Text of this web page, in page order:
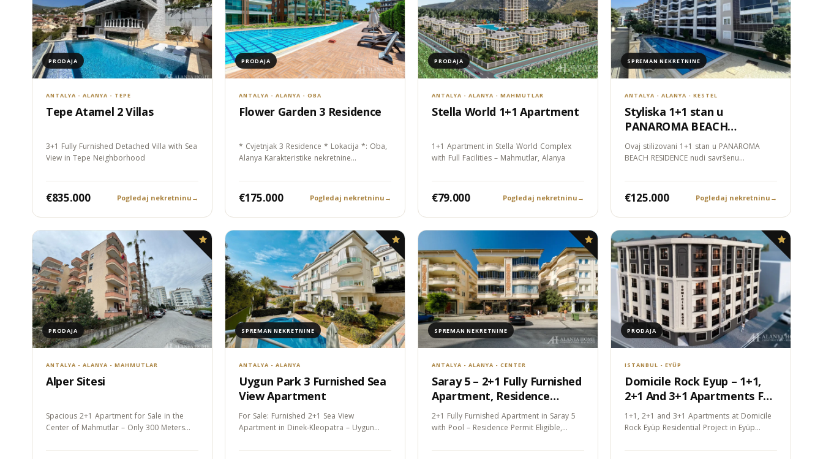
PRODAJA
ANTALYA - ALANYA - TEPE
Tepe Atamel 2 Villas
3+1 Fully Furnished Detached Villa with Sea
View in Tepe Neighborhood
€835.000 Pogledaj nekretninu →
PRODAJA
ANTALYA - ALANYA - OBA
Flower Garden 3 Residence
* Cvjetnjak 3 Residence * Lokacija *: Oba,
Alanya Karakteristike nekretnine…
€175.000 Pogledaj nekretninu →
PRODAJA
ANTALYA - ALANYA - MAHMUTLAR
Stella World 1+1 Apartment
1+1 Apartment in Stella World Complex
with Full Facilities – Mahmutlar, Alanya
€79.000 Pogledaj nekretninu →
SPREMAN NEKRETNINE
ANTALYA - ALANYA - KESTEL
Styliska 1+1 stan u
PANAROMA BEACH
RESIDENCE - Kestel, Alanya
Ovaj stilizovani 1+1 stan u PANAROMA
BEACH RESIDENCE nudi savršenu
€125.000 Pogledaj nekretninu →
PRODAJA
ANTALYA - ALANYA - MAHMUTLAR
Alper Sitesi
Spacious 2+1 Apartment for Sale in the
Center of Mahmutlar – Only 300 Meters…
SPREMAN NEKRETNINE
ANTALYA - ALANYA
Uygun Park 3 Furnished Sea
View Apartment
For Sale: Furnished 2+1 Sea View
Apartment in Dinek-Kleopatra – Uygun
SPREMAN NEKRETNINE
ANTALYA - ALANYA - CENTER
Saray 5 – 2+1 Fully Furnished
Apartment, Residence
Permit Eligible
2+1 Fully Furnished Apartment in Saray 5
with Pool – Residence Permit Eligible,…
PRODAJA
ISTANBUL - EYÜP
Domicile Rock Eyup – 1+1,
2+1 And 3+1 Apartments For
Sale
1+1, 2+1 and 3+1 Apartments at Domicile
Rock Eyüp Residential Project in Eyüp…